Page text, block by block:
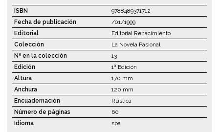
ISBN
9788489371712
Fecha de publicación
/01/1999
Editorial
Editorial Renacimiento
Colección
La Novela Pasional
Nº en la colección
13
Edición
1ª Edición
Altura
170 mm
Anchura
120 mm
Encuadernación
Rústica
Número de páginas
60
Idioma
spa